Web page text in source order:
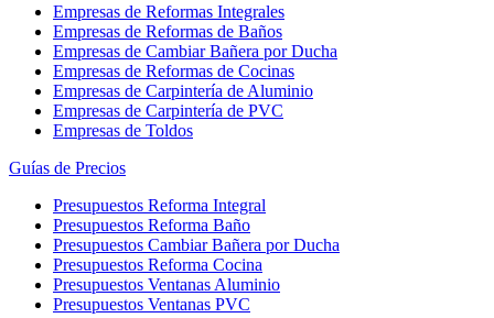
Empresas de Reformas Integrales
Empresas de Reformas de Baños
Empresas de Cambiar Bañera por Ducha
Empresas de Reformas de Cocinas
Empresas de Carpintería de Aluminio
Empresas de Carpintería de PVC
Empresas de Toldos
Guías de Precios
Presupuestos Reforma Integral
Presupuestos Reforma Baño
Presupuestos Cambiar Bañera por Ducha
Presupuestos Reforma Cocina
Presupuestos Ventanas Aluminio
Presupuestos Ventanas PVC